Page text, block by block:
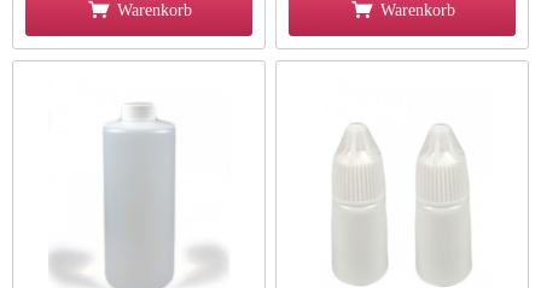
Warenkorb Warenkorb